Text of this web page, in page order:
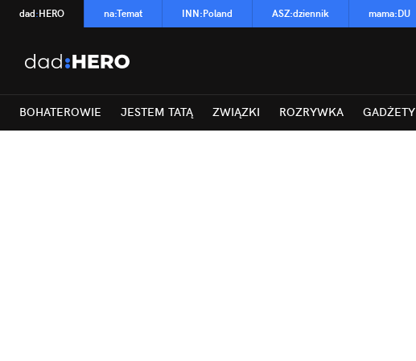
dad:HERO na:Temat INN:Poland ASZ:dziennik mama:DU
BOHATEROWIE JESTEM TATĄ ZWIĄZKI ROZRYWKA GADŻETY